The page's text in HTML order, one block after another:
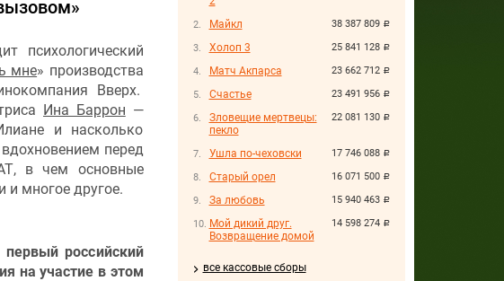
38 387 809 руб.
Майкл
25 841 128 руб.
Холоп 3
23 662 712 руб.
Матч Акпарса
23 491 956 руб.
Счастье
22 081 130 руб.
Зловещие мертвецы:
пекло
17 746 088 руб.
Ушла по-чеховски
16 071 500 руб.
Старый орел
15 940 463 руб.
За любовь
14 598 274 руб.
Мой дикий друг.
Возвращение домой
все кассовые сборы
психологический
мне» производства
Вверх.
Ина Баррон —
и насколько
перед
в чем основные
и многое другое.
российский
на участие в этом